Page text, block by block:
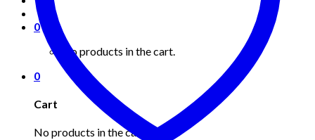
0
No products in the cart.
0
Cart
No products in the cart.